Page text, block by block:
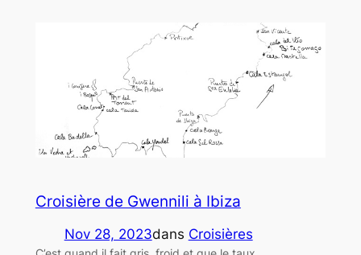
Croisière de Gwennili à Ibiza
Nov 28, 2023dans Croisières